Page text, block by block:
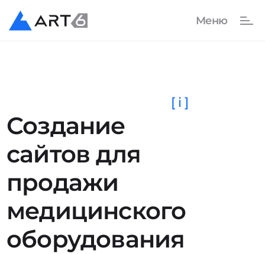
Создание
сайтов для
продажи
медицинского
оборудования
[ i ]